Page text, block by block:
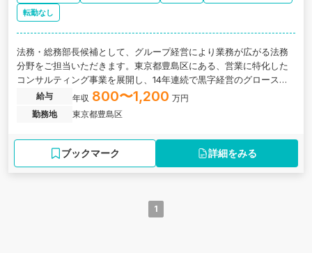
転勤なし
法務・総務部長候補として、グループ経営により業務が広がる法務
分野をご担当いただきます。東京都豊島区にある、営業に特化した
コンサルティング事業を展開し、14年連続で黒字経営のグロース市
場上場の求人です。
給与 年収 800〜1,200 万円
勤務地
東京都豊島区
ブックマーク 詳細をみる
1